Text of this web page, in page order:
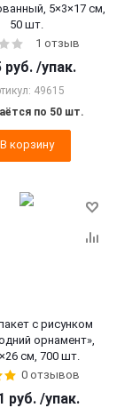
5×3×17 см,
50 шт.
1 отзыв
руб. /упак.
49615
по 50 шт.
В корзину
с рисунком
орнамент»,
см, 700 шт.
0 отзывов
руб. /упак.